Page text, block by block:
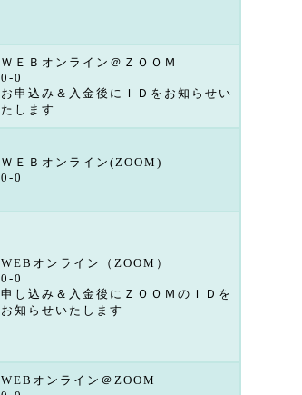
ＷＥＢオンライン＠ＺＯＯＭ
0-0
お申込み＆入金後にＩＤをお知らせい
たします
ＷＥＢオンライン(ZOOM)
0-0
WEBオンライン（ZOOM）
0-0
申し込み＆入金後にＺＯＯＭのＩＤを
お知らせいたします
WEBオンライン＠ZOOM